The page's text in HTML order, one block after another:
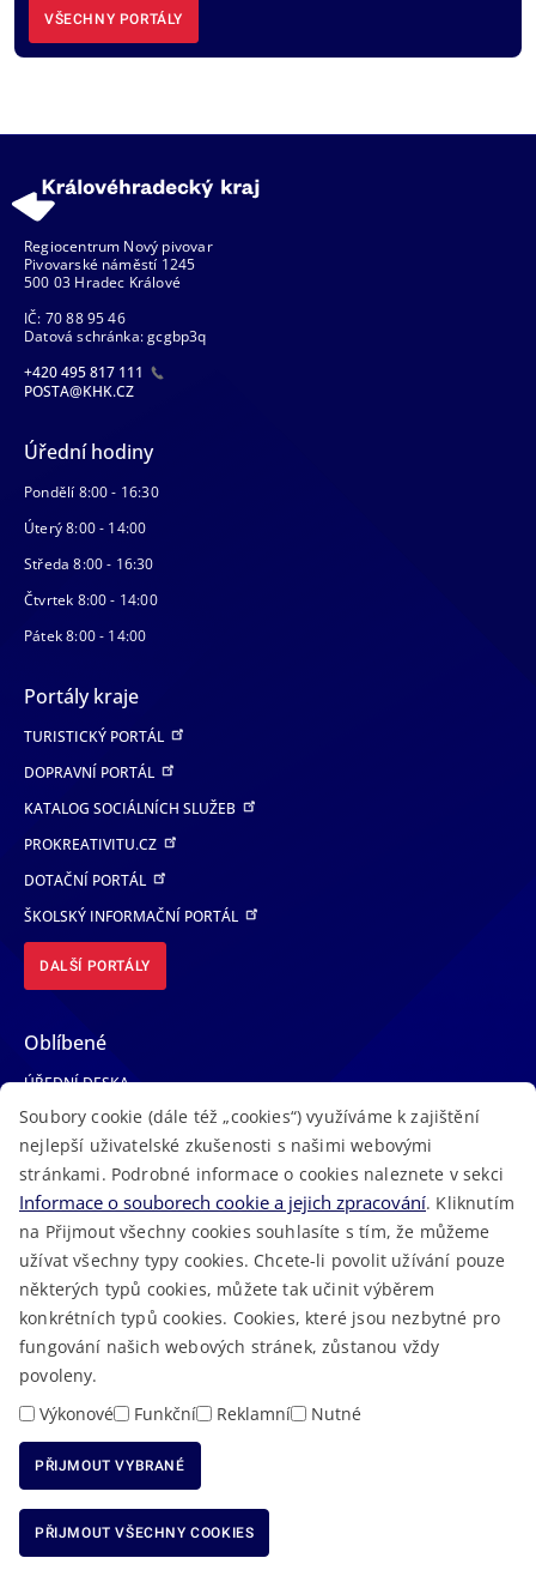
VŠECHNY PORTÁLY
Regiocentrum Nový pivovar
Pivovarské náměstí 1245
500 03 Hradec Králové
IČ: 70 88 95 46
Datová schránka: gcgbp3q
+420 495 817 111
POSTA@KHK.CZ
Úřední hodiny
Pondělí 8:00 - 16:30
Úterý 8:00 - 14:00
Středa 8:00 - 16:30
Čtvrtek 8:00 - 14:00
Pátek 8:00 - 14:00
Portály kraje
TURISTICKÝ PORTÁL
DOPRAVNÍ PORTÁL
KATALOG SOCIÁLNÍCH SLUŽEB
PROKREATIVITU.CZ
DOTAČNÍ PORTÁL
ŠKOLSKÝ INFORMAČNÍ PORTÁL
DALŠÍ PORTÁLY
Oblíbené
ÚŘEDNÍ DESKA
TELEFONNÍ SEZNAM
LÉKAŘSKÁ POHOTOVOST
VOLNÁ MÍSTA
AKTUALITY
2023 © Královéhradecký kraj • Vytvořeno vMacron Software
RSS • Mapa stránek •Cookies Prohlášení o přístupnosti
Soubory cookie (dále též „cookies“) využíváme k zajištění
nejlepší uživatelské zkušenosti s našimi webovými
stránkami. Podrobné informace o cookies naleznete v sekci
Informace o souborech cookie a jejich zpracování. Kliknutím
na Přijmout všechny cookies souhlasíte s tím, že můžeme
užívat všechny typy cookies. Chcete-li povolit užívání pouze
některých typů cookies, můžete tak učinit výběrem
konkrétních typů cookies. Cookies, které jsou nezbytné pro
fungování našich webových stránek, zůstanou vždy
povoleny.
Výkonové
Funkční Reklamní Nutné
PŘIJMOUT VYBRANÉ
PŘIJMOUT VŠECHNY COOKIES
ODMÍTNOUT VŠECHNY COOKIES